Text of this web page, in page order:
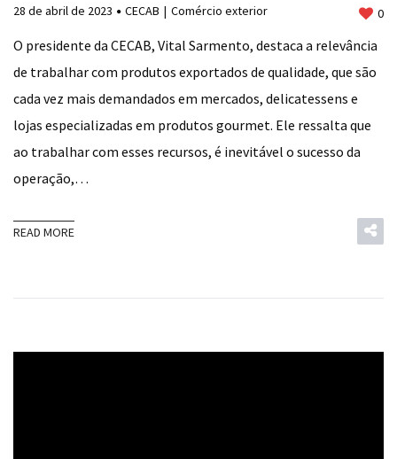
28 de abril de 2023 CECAB Comércio exterior 0
O presidente da CECAB, Vital Sarmento, destaca a relevância
de trabalhar com produtos exportados de qualidade, que são
cada vez mais demandados em mercados, delicatessens e
lojas especializadas em produtos gourmet. Ele ressalta que
ao trabalhar com esses recursos, é inevitável o sucesso da
operação,…
READ MORE